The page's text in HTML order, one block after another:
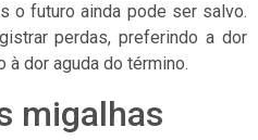
o futuro ainda pode ser salvo.
perdas, preferindo a dor
à dor aguda do término.
migalhas